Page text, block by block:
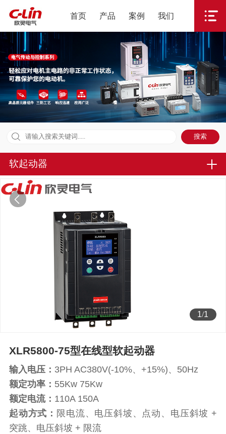
首页 产品 案例 我们
软起动器
1/1
XLR5800-75型在线型软起动器
输入电压： 3PH AC380V(-10%、+15%)、50Hz
额定功率： 55Kw 75Kw
额定电流： 110A 150A
起动方式： 限电流、电压斜坡、点动、电压斜坡 +
突跳、电压斜坡 + 限流